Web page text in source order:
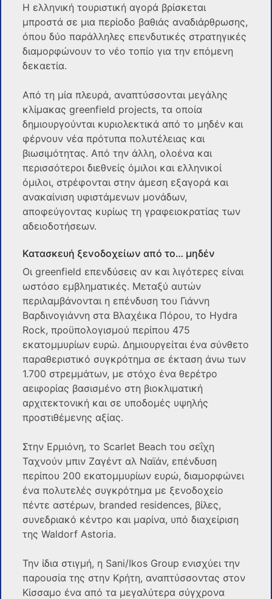
ΣΤΡΑΤΗΓΙΚΈΣ
ΠΟΥ
ΑΛΛΆΖΟΥΝ
ΤΗΝ
ΕΙΚΌΝΑ
ΤΟΥΡΙΣΜΌ
Η ελληνική τουριστικήαγορά βρίσκεται
μπροστά σε μια περίοδο βαθιάς αναδιάρθρωσης,
όπου δύο παράλληλες επενδυτικές στρατηγικές
διαμορφώνουν το νέο τοπίο για την επόμενη
δεκαετία.
Από τη μία πλευρά, αναπτύσσονται μεγάλης
κλίμακας greenfield projects, τα οποία
δημιουργούνται κυριολεκτικά από το μηδέν και
φέρνουν νέα πρότυπα πολυτέλειας και
βιωσιμότητας. Από την άλλη, ολοένα και
περισσότεροι διεθνείς όμιλοι και ελληνικοί
όμιλοι, στρέφονται στην άμεση εξαγορά και
ανακαίνιση υφιστάμενων μονάδων,
αποφεύγοντας κυρίως τη γραφειοκρατίας των
αδειοδοτήσεων.
Κατασκευή ξενοδοχείων από το… μηδέν
Οι greenfield επενδύσεις αν και λιγότερες είναι
ωστόσο εμβληματικές. Μεταξύ αυτών
περιλαμβάνονται η επένδυση του Γιάννη
Βαρδινογιάννη στα Βλαχέικα Πόρου, το Hydra
Rock, προϋπολογισμού περίπου 475
εκατομμυρίων ευρώ. Δημιουργείται ένα σύνθετο
παραθεριστικό συγκρότημα σε έκταση άνω των
1.700 στρεμμάτων, με στόχο ένα θερέτρο
αειφορίας βασισμένο στη βιοκλιματική
αρχιτεκτονική και σε υποδομές υψηλής
προστιθέμενης αξίας.
Στην Ερμιόνη, το Scarlet Beach του σεΐχη
Ταχνούν μπιν Ζαγέντ αλ Ναϊάν, επένδυση
περίπου 200 εκατομμυρίων ευρώ, διαμορφώνει
ένα πολυτελές συγκρότημα με ξενοδοχείο
πέντε αστέρων, branded residences, βίλες,
συνεδριακό κέντρο και μαρίνα, υπό διαχείριση
της Waldorf Astoria.
Την ίδια στιγμή, η Sani/Ikos Group ενισχύει την
παρουσία της στην Κρήτη, αναπτύσσοντας στον
Κίσσαμο ένα από τα μεγαλύτερα σύγχρονα